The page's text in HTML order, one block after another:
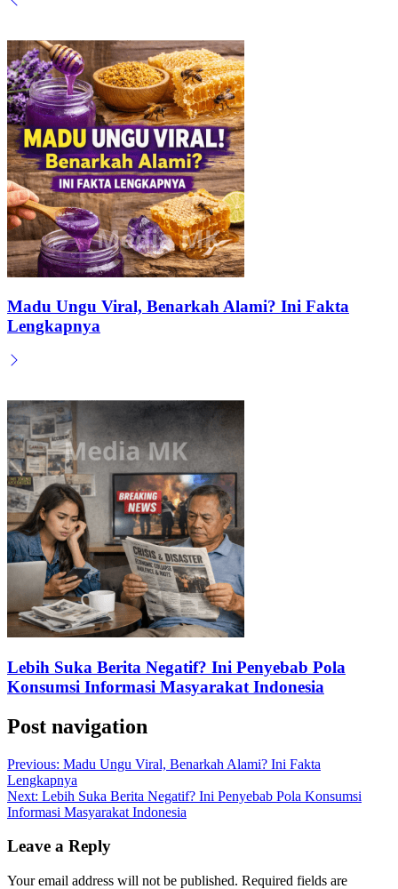
Madu Ungu Viral, Benarkah Alami? Ini Fakta
Lengkapnya
Lebih Suka Berita Negatif? Ini Penyebab Pola
Konsumsi Informasi Masyarakat Indonesia
Post navigation
Previous: Madu Ungu Viral, Benarkah Alami? Ini Fakta
Lengkapnya
Next: Lebih Suka Berita Negatif? Ini Penyebab Pola Konsumsi
Informasi Masyarakat Indonesia
Leave a Reply
Your email address will not be published. Required fields are